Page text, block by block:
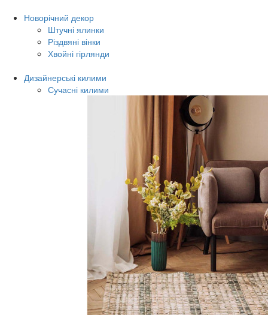
Новорічний декор
Штучні ялинки
Різдвяні вінки
Хвойні гірлянди
Дизайнерські килими
Сучасні килими